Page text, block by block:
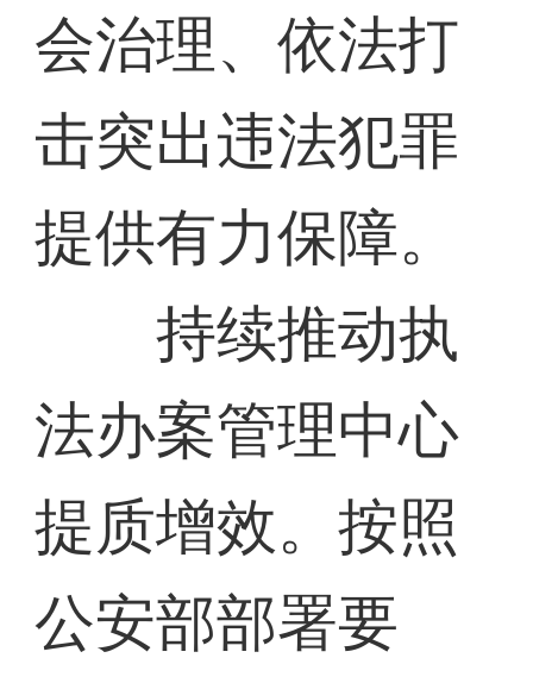
会治理、依法打
击突出违法犯罪
提供有力保障。
持续推动执
法办案管理中心
提质增效。按照
公安部部署要